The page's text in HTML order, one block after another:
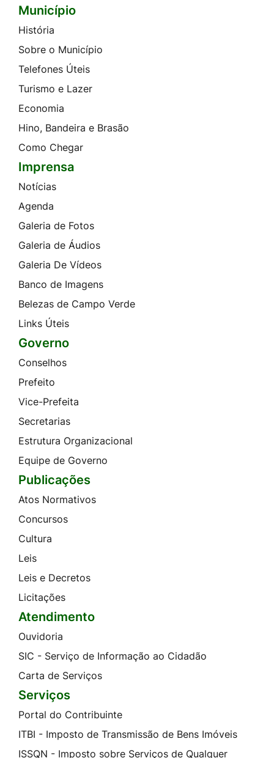
Seção do Rodapé e Contato
Município
História
Sobre o Município
Telefones Úteis
Turismo e Lazer
Economia
Hino, Bandeira e Brasão
Como Chegar
Imprensa
Notícias
Agenda
Galeria de Fotos
Galeria de Áudios
Galeria De Vídeos
Banco de Imagens
Belezas de Campo Verde
Links Úteis
Governo
Conselhos
Prefeito
Vice-Prefeita
Secretarias
Estrutura Organizacional
Equipe de Governo
Publicações
Atos Normativos
Concursos
Cultura
Leis
Leis e Decretos
Licitações
Atendimento
Ouvidoria
SIC - Serviço de Informação ao Cidadão
Carta de Serviços
Serviços
Portal do Contribuinte
ITBI - Imposto de Transmissão de Bens Imóveis
ISSQN - Imposto sobre Serviços de Qualquer